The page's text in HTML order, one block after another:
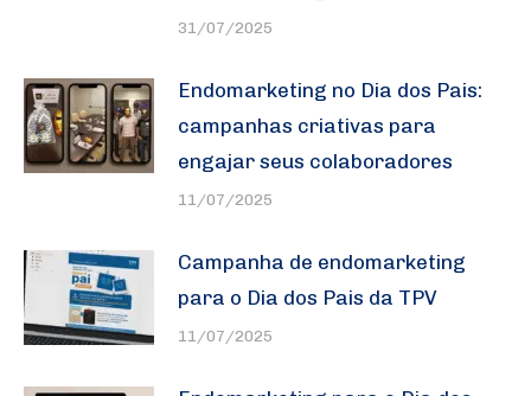
31/07/2025
Endomarketing no Dia dos Pais:
campanhas criativas para
engajar seus colaboradores
11/07/2025
Campanha de endomarketing
para o Dia dos Pais da TPV
11/07/2025